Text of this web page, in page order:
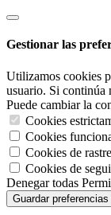
Gestionar las
Utilizamos cookies
usuario. Si continúa
Puede cambiar la
Cookies
Cookies
Cookies de
Cookies de
Denegar todas
Guardar